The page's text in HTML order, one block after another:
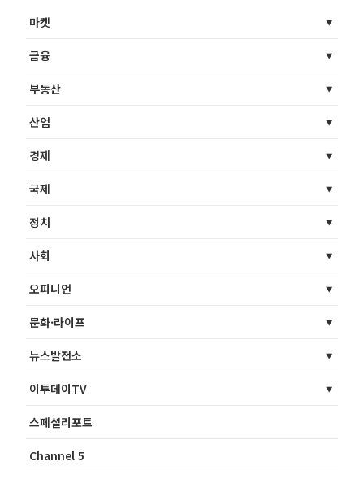
마켓
금융
부동산
산업
경제
국제
정치
사회
오피니언
문화·라이프
뉴스발전소
이투데이TV
스페셜리포트
Channel 5